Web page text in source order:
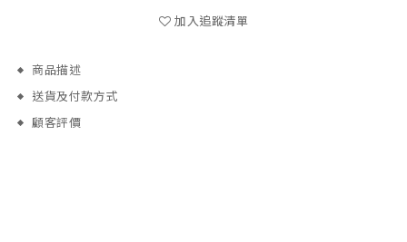
加入追蹤清單
商品描述
送貨及付款方式
顧客評價